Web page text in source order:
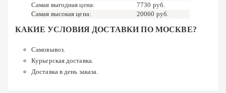
Самая выгодная цена:
7730 руб.
Самая высокая цена:
20060 руб.
КАКИЕ УСЛОВИЯ ДОСТАВКИ ПО МОСКВЕ?
Самовывоз.
Курьерская доставка.
Доставка в день заказа.